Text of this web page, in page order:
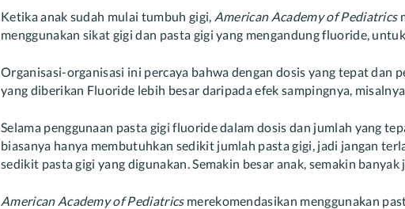
Ketika anak sudah mulai tumbuh gigi, American Academy of Pediatrics
menggunakan sikat gigi dan pasta gigi yang mengandung fluoride,
Organisasi-organisasi ini percaya bahwa dengan dosis yang tepat dan
yang diberikan Fluoride lebih besar daripada efek sampingnya,
Selama penggunaan pasta gigi fluoride dalam dosis dan jumlah yang
biasanya hanya membutuhkan sedikit jumlah pasta gigi, jadi jangan
sedikit pasta gigi yang digunakan. Semakin besar anak, semakin
American Academy of Pediatricsmerekomendasikan menggunakan